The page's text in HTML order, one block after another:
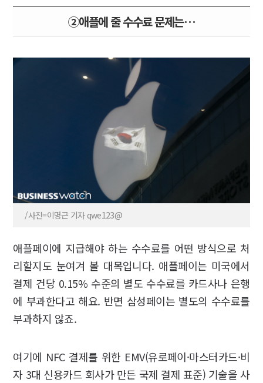
②애플에 줄 수수료 문제는…
/사진=이명근 기자 qwe123@
애플페이에 지급해야 하는 수수료를 어떤 방식으로 처
리할지도 눈여겨 볼 대목입니다. 애플페이는 미국에서
결제 건당 0.15% 수준의 별도 수수료를 카드사나 은행
에 부과한다고 해요. 반면 삼성페이는 별도의 수수료를
부과하지 않죠.
여기에 NFC 결제를 위한 EMV(유로페이·마스터카드·비
자 3대 신용카드 회사가 만든 국제 결제 표준) 기술을 사